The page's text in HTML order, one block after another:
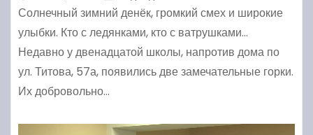
Солнечный зимний денёк, громкий смех и широкие
улыбки. Кто с ледянками, кто с ватрушками…
Недавно у двенадцатой школы, напротив дома по
ул. Титова, 57а, появились две замечательные горки.
Их добровольно…